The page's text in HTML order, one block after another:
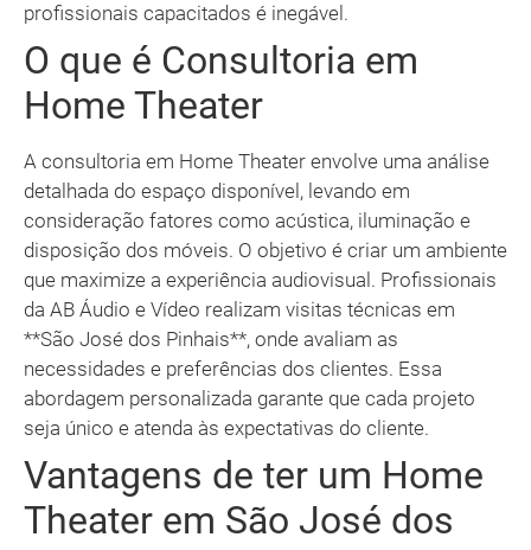
profissionais capacitados é inegável.
O que é Consultoria em
Home Theater
A consultoria em Home Theater envolve uma análise
detalhada do espaço disponível, levando em
consideração fatores como acústica, iluminação e
disposição dos móveis. O objetivo é criar um ambiente
que maximize a experiência audiovisual. Profissionais
da AB Áudio e Vídeo realizam visitas técnicas em
**São José dos Pinhais**, onde avaliam as
necessidades e preferências dos clientes. Essa
abordagem personalizada garante que cada projeto
seja único e atenda às expectativas do cliente.
Vantagens de ter um Home
Theater em São José dos